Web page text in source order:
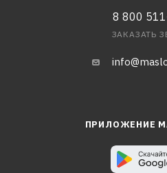
8 800
ЗАКАЗАТЬ
ПРИЛОЖЕНИЕ